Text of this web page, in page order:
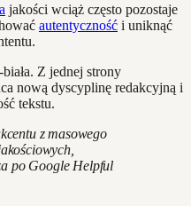
jakości wciąż często pozostaje
autentyczność i uniknąć
Z jednej strony
nową dyscyplinę redakcyjną i
tekstu.
z masowego
po Google Helpful